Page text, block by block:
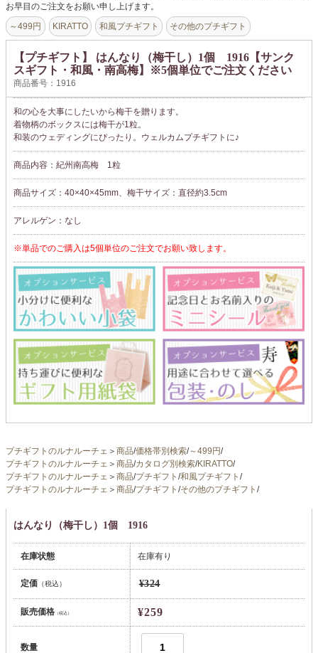
お早目のご注文をお願い申し上げます。
～499円 KIRATTO 和風プチギフト その他のプチギフト
【プチギフト】 はんなり（梅干し）1個 1916【サンク
スギフト・和風・南高梅】※5個単位でご注文ください
商品番号：1916
和の心を大事にしたいから梅干を贈ります。
着物柄のボックスには梅干が1粒。
和装のウェディングにぴったり。ウェルカムプチギフトに♪
商品内容：紀州南高梅 1粒
商品サイズ：40×40×45mm、梅干サイズ：直径約3.5cm
アレルゲン：なし
※単品でのご購入は5個単位のご注文でお願い致します。
プチギフトのルナルーチェ ＞ 商品/価格帯別検索/～499円/
プチギフトのルナルーチェ ＞ 商品/カタログ別検索/KIRATTO/
プチギフトのルナルーチェ ＞ 商品/プチギフト /和風プチギフト /
プチギフトのルナルーチェ ＞ 商品/プチギフト /その他のプチギフト /
はんなり（梅干し）1個 1916
在庫状態 在庫有り
定価（税込） ¥324
販売価格（税込） ¥259
数量